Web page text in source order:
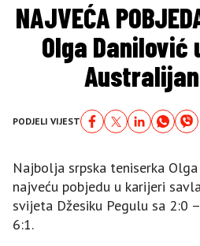
NAJVEĆA
Olga
PODJELI VIJEST
Najbolja srpska teniserka
najveću pobjedu u karijeri
svijeta Džesiku Pegulu sa 2:0
6:1.